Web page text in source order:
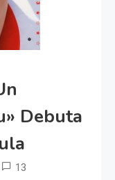
Debuta
13